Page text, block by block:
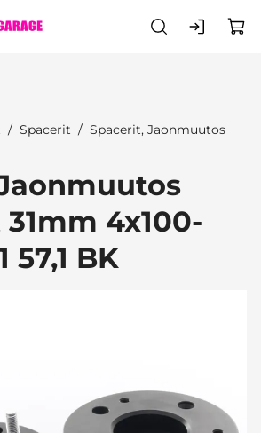
Spacerit Spacerit, Jaonmuutos
4x100-
57,1 BK